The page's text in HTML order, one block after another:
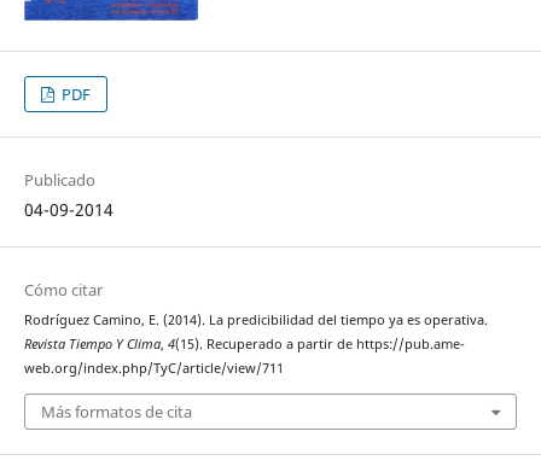
PDF
Publicado
04-09-2014
Cómo citar
Rodríguez Camino, E. (2014). La predicibilidad del tiempo ya es operativa.
Revista Tiempo Y Clima, 4(15). Recuperado a partir de https://pub.ame-
web.org/index.php/TyC/article/view/711
Más formatos de cita